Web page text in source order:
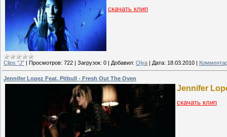
скачать клип
Clips "J" Просмотров: 722 Загрузок: 0 Добавил: Olya Дата: 18.03.2010
Jennifer Lopez Feat. Pitbull - Fresh Out The Oven
Jennifer
скачать клип